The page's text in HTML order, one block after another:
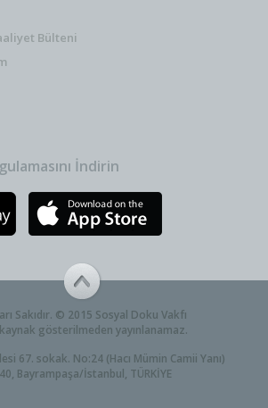
Bülteni
İndirin
Sakıdır. © 2015 Sosyal Doku Vakfı
gösterilmeden yayınlanamaz.
67. sokak. No:24 (Hacı Mümin Camii Yanı)
Bayrampaşa/İstanbul, TÜRKİYE